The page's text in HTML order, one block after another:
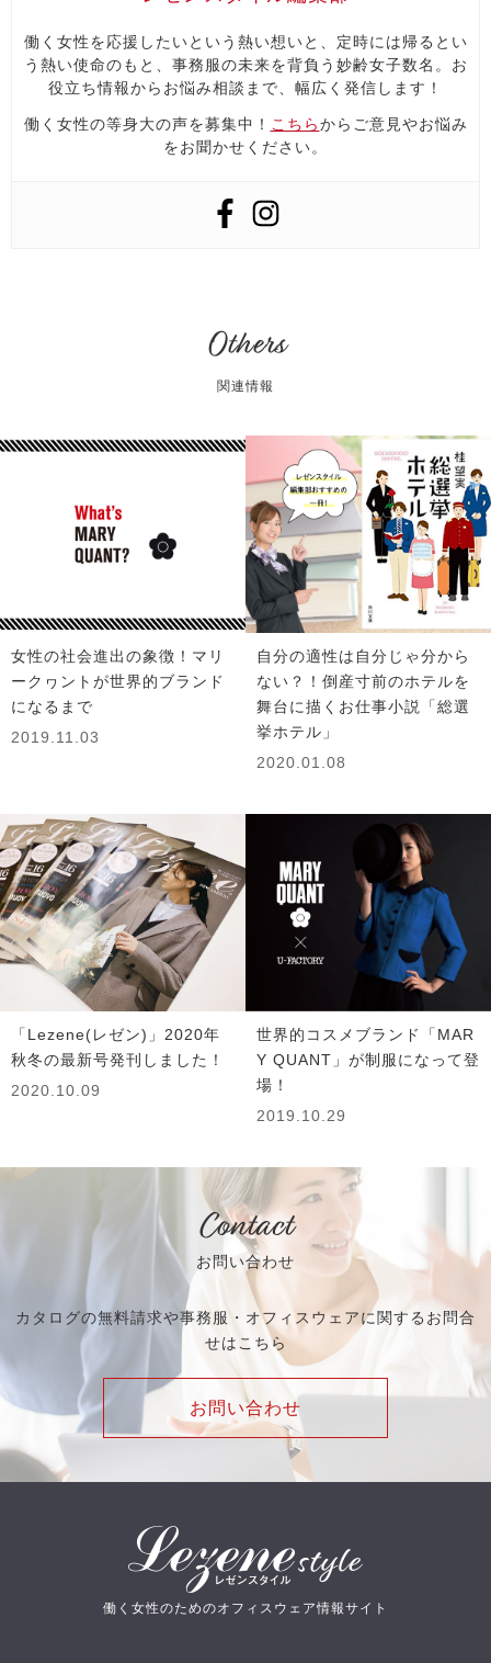
働く女性を応援したいという熱い想いと、定時には帰るとい
う熱い使命のもと、事務服の未来を背負う妙齢女子数名。お
役立ち情報からお悩み相談まで、幅広く発信します！
働く女性の等身大の声を募集中！ こちらからご意見やお悩み
をお聞かせください。
Others
関連情報
女性の社会進出の象徴！マリ
ークヮントが世界的ブランド
になるまで
2019.11.03
自分の適性は自分じゃ分から
ない？！倒産寸前のホテルを
舞台に描くお仕事小説「総選
挙ホテル」
2020.01.08
「Lezene(レゼン)」2020年
秋冬の最新号発刊しました！
2020.10.09
世界的コスメブランド「MAR
Y QUANT」が制服になって登
場！
2019.10.29
Contact
お問い合わせ
カタログの無料請求や事務服・オフィスウェアに関するお問合
せはこちら
お問い合わせ
働く女性のためのオフィスウェア情報サイト